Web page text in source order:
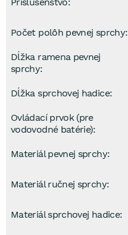
Počet polôh pevnej sprchy:
Dĺžka ramena pevnej
sprchy:
Dĺžka sprchovej hadice:
Ovládací prvok (pre
vodovodné batérie):
Materiál pevnej sprchy:
Materiál ručnej sprchy:
Materiál sprchovej hadice: